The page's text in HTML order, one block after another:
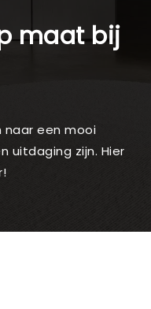
maat bij
naar een mooi
uitdaging zijn. Hier